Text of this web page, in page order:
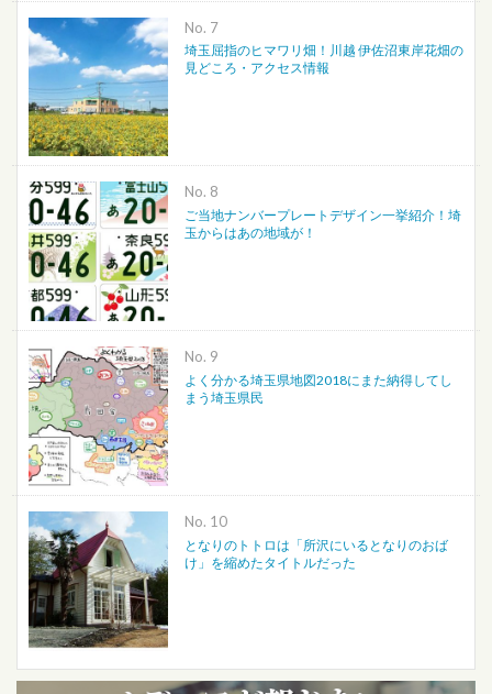
No.
埼玉屈指のヒマワリ畑！川越 伊佐沼東岸花畑の
見どころ・アクセス情報
No.
ご当地ナンバープレートデザイン一挙紹介！埼
玉からはあの地域が！
No.
よく分かる埼玉県地図2018にまた納得してし
まう埼玉県民
No.
となりのトトロは「所沢にいるとなりのおば
け」を縮めたタイトルだった